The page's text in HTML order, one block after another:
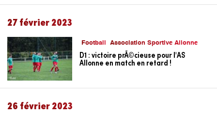
27 février 2023
Football Association Sportive Allonne
D1 : victoire prÃ©cieuse pour l'AS
Allonne en match en retard !
26 février 2023